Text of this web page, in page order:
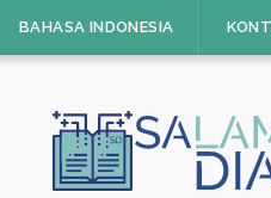
BAHASA INDONESIA